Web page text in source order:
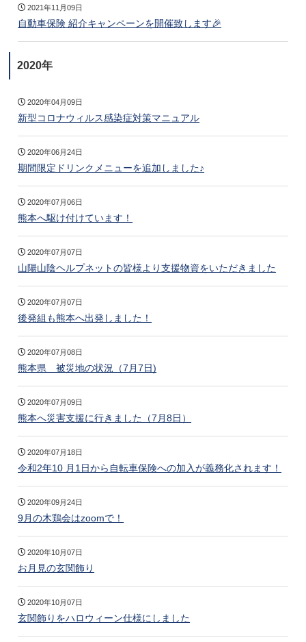
2021年11月09日
自動車保険 紹介キャンペーンを開催致します🎉
2020年
2020年04月09日
新型コロナウィルス感染症対策マニュアル
2020年06月24日
期間限定ドリンクメニューを追加しました♪
2020年07月06日
熊本へ駆け付けています！
2020年07月07日
山陽山陰ヘルプネットの皆様より支援物資をいただきました
2020年07月07日
後発組も熊本へ出発しました！
2020年07月08日
熊本県 被災地の状況（7月7日)
2020年07月09日
熊本へ災害支援に行きました（7月8日）
2020年07月18日
令和2年10 月1日から自転車保険への加入が義務化されます！
2020年09月24日
9月の木鶏会はzoomで！
2020年10月07日
お月見の玄関飾り
2020年10月07日
玄関飾りをハロウィーン仕様にしました